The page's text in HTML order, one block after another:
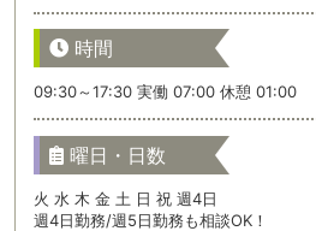
時間
09:30～17:30 実働 07:00 休憩 01:00
曜日・日数
火 水 木 金 土 日 祝 週4日
週4日勤務/週5日勤務も相談OK！